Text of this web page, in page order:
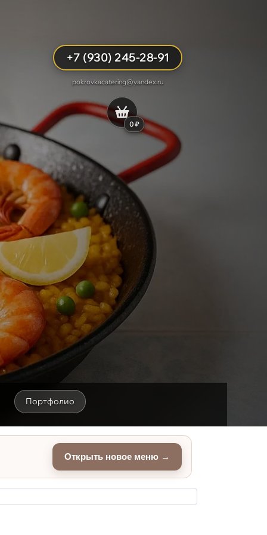
+7 (930) 245-28-91
pokrovkacatering@yandex.ru
0 ₽
Портфолио
Открыть новое меню →